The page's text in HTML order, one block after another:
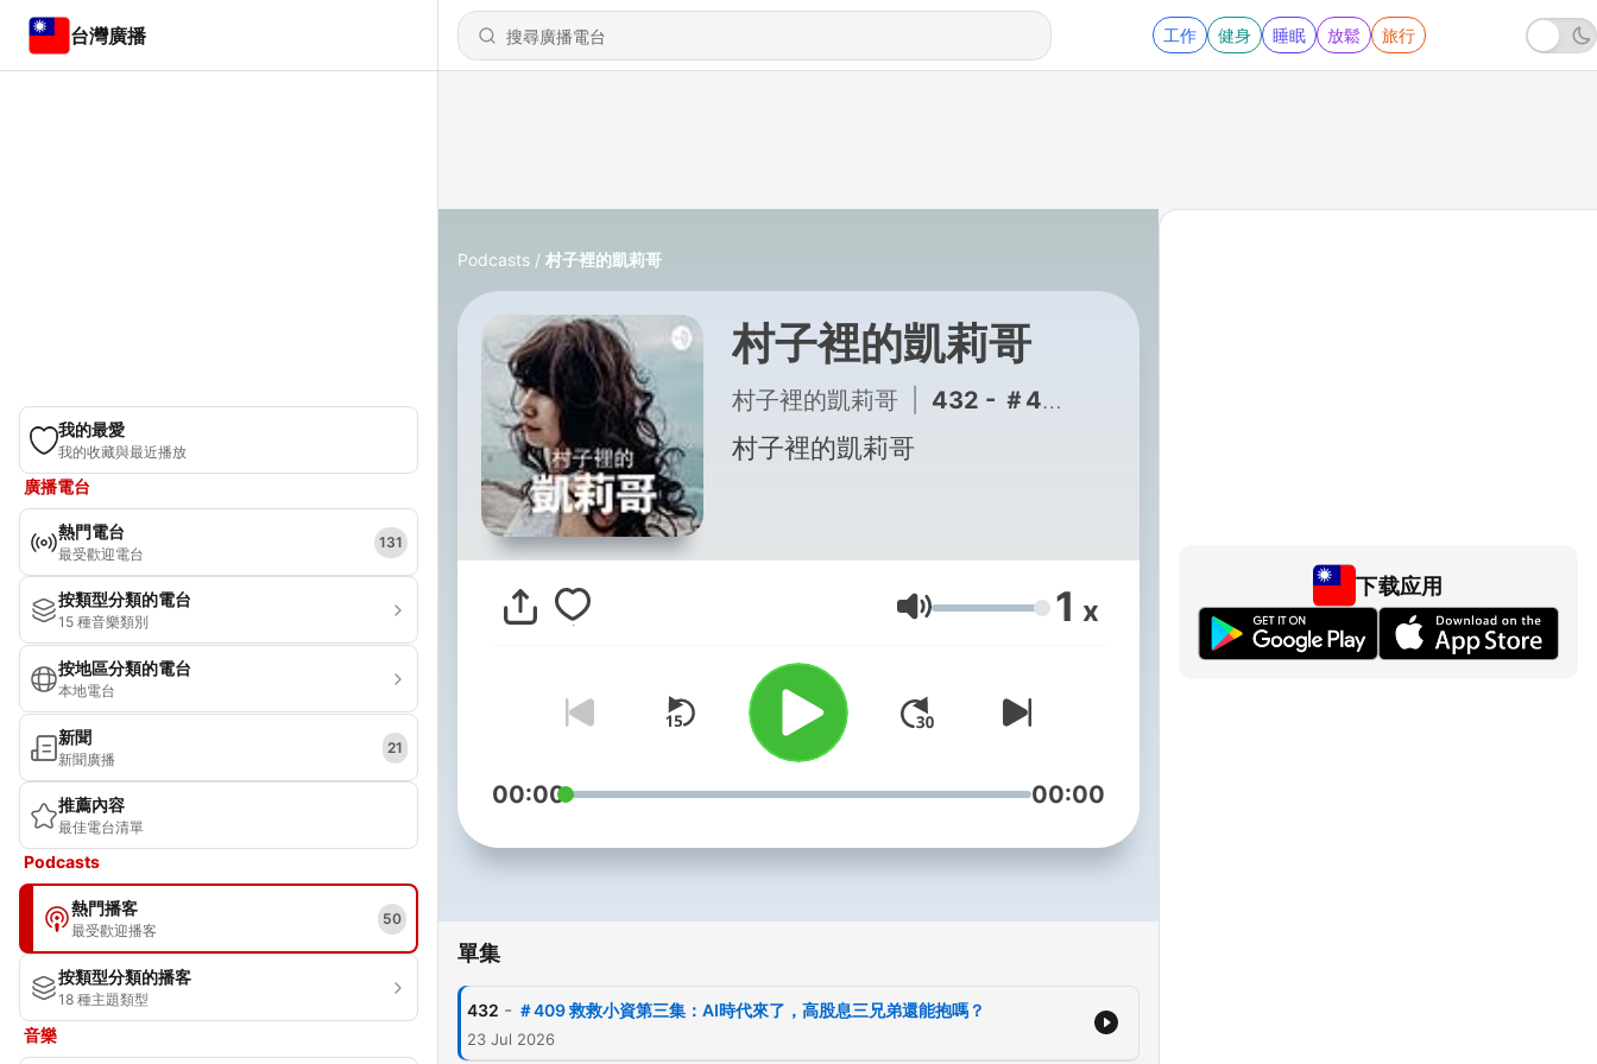
台灣廣播 工作 健身 睡眠 放鬆 旅行
我的最愛
我的收藏與最近播放
廣播電台
熱門電台
最受歡迎電台
131
按類型分類的電台
15 種音樂類別
按地區分類的電台
本地電台
新聞
新聞廣播
21
推薦內容
最佳電台清單
Podcasts
熱門播客
最受歡迎播客
50
按類型分類的播客
18 種主題類型
音樂
Podcasts 村子裡的凱莉哥
村子裡的凱莉哥
村子裡的凱莉哥 432 - ＃409 救救小資第三集：AI時代來了，高股息三兄弟還能抱嗎？
村子裡的凱莉哥
音量 1 x
00:00 00:00
單集
432 - ＃409 救救小資第三集：AI時代來了，高股息三兄弟還能抱嗎？
23 Jul 2026
下载应用